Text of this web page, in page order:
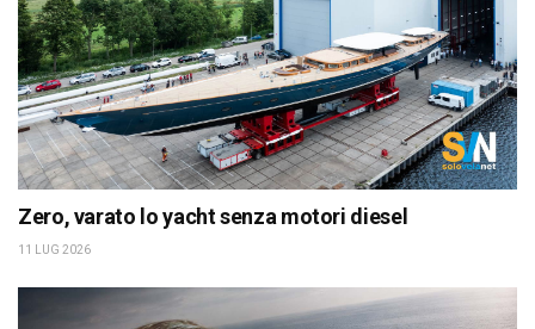
Zero, varato lo yacht senza motori diesel
11 LUG 2026